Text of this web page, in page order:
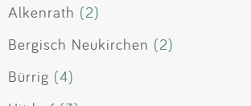
Alkenrath (2)
Bergisch Neukirchen (2)
Bürrig (4)